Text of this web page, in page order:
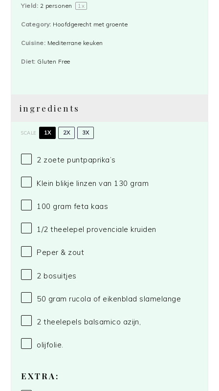
Yield: 2 personen 1x
Category: Hoofdgerecht met groente
Cuisine: Mediterrane keuken
Diet: Gluten Free
ingredients
SCALE 1X 2X 3X
2 zoete puntpaprika’s
Klein blikje linzen van 130 gram
100 gram feta kaas
1/2 theelepel provenciale kruiden
Peper & zout
2 bosuitjes
50 gram rucola of eikenblad slamelange
2 theelepels balsamico azijn,
olijfolie.
EXTRA: